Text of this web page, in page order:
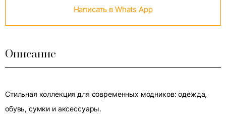
Написать в Whats App
Описание
Стильная коллекция для современных модников: одежда,
обувь, сумки и аксессуары.